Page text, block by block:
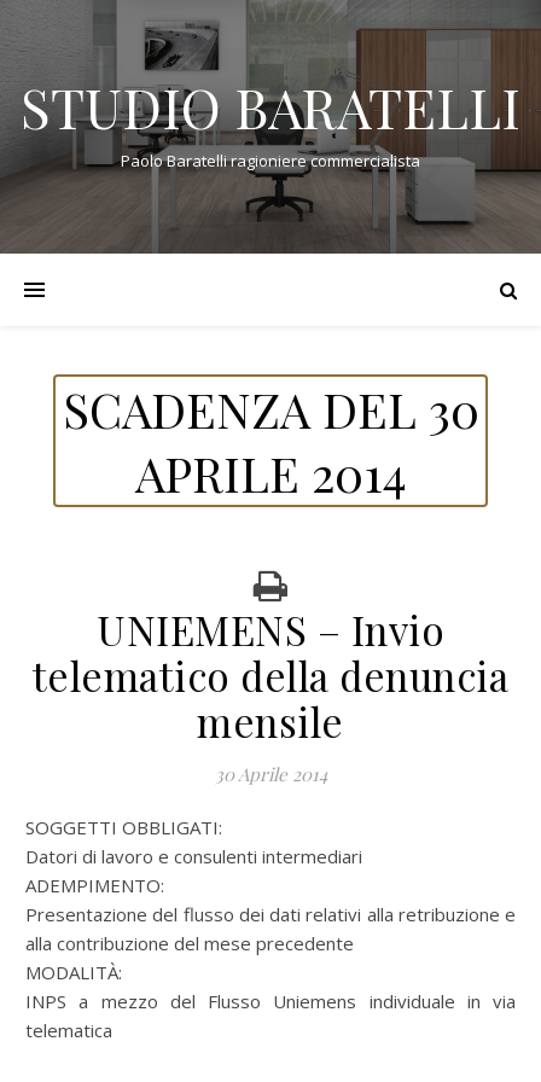
STUDIO BARATELLI
Paolo Baratelli ragioniere commercialista
SCADENZA DEL 30
APRILE 2014
UNIEMENS – Invio
telematico della denuncia
mensile
30 Aprile 2014
SOGGETTI OBBLIGATI:
Datori di lavoro e consulenti intermediari
ADEMPIMENTO:
Presentazione del flusso dei dati relativi alla retribuzione e
alla contribuzione del mese precedente
MODALITÀ:
INPS a mezzo del Flusso Uniemens individuale in via
telematica